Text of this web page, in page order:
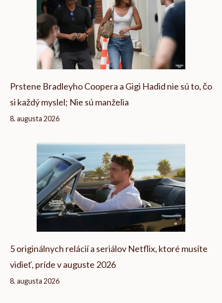
Prstene Bradleyho Coopera a Gigi Hadid nie sú to, čo
si každý myslel; Nie sú manželia
8. augusta 2026
5 originálnych relácií a seriálov Netflix, ktoré musíte
vidieť, príde v auguste 2026
8. augusta 2026